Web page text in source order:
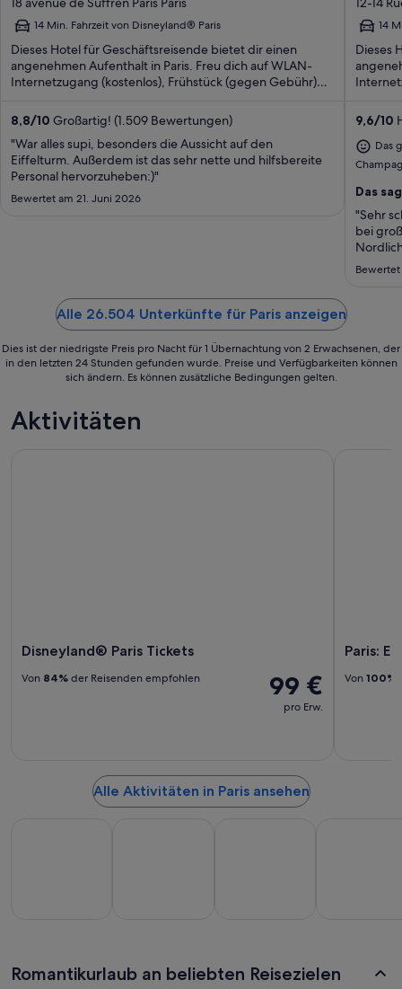
of
5
14 Min. Fahrzeit von Disneyland® Paris
Dieses Hotel für Geschäftsreisende bietet dir einen
angenehmen Aufenthalt in Paris. Freu dich auf WLAN-
Internetzugang (kostenlos), Frühstück (gegen Gebühr)
8,8/10 Großartig! (1.509 Bewertungen)
"War alles supi, besonders die Aussicht auf den
Eiffelturm. Außerdem ist das sehr nette und hilfsbereite
Personal hervorzuheben:)"
Bewertet am 21. Juni 2026
of
5
14
Dieses
9,6/10
Das
Das
"Sehr
bei
Alle 26.504 Unterkünfte für Paris anzeigen
Dies ist der niedrigste Preis pro Nacht für 1 Übernachtung von 2 Erwachsenen, der
in den letzten 24 Stunden gefunden wurde. Preise und Verfügbarkeiten können
sich ändern. Es können zusätzliche Bedingungen gelten.
Aktivitäten
Disneyland® Paris Tickets
99 €
pro Erw.
Von 84% der Reisenden empfohlen
Paris:
Von 100%
Alle Aktivitäten in Paris ansehen
Strandurlaub Familienurlaub Golfurlaub
Romantikurlaub an beliebten Reisezielen